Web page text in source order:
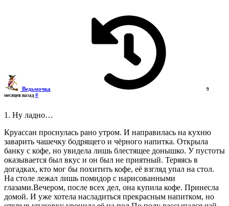
Ведьмочка
9
месяцев назад #
1. Ну ладно…
Круассан проснулась рано утром. И направилась на кухню
заварить чашечку бодрящего и чёрного напитка. Открыла
банку с кофе, но увидела лишь блестящее донышко. У пустоты
оказывается был вкус и он был не приятный. Теряясь в
догадках, кто мог бы похитить кофе, её взгляд упал на стол.
На столе лежал лишь помидор с нарисованными
глазами.Вечером, после всех дел, она купила кофе. Принесла
домой. И уже хотела насладиться прекрасным напитком, но